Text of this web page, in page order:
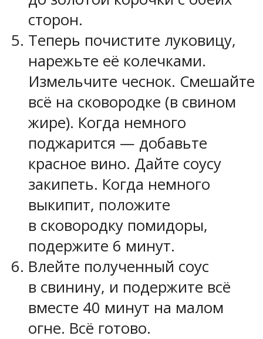
сторон.
Теперь почистите луковицу,
нарежьте её колечками.
Измельчите чеснок. Смешайте
всё на сковородке (в свином
жире). Когда немного
поджарится — добавьте
красное вино. Дайте соусу
закипеть. Когда немного
выкипит, положите
в сковородку помидоры,
подержите 6 минут.
Влейте полученный соус
в свинину, и подержите всё
вместе 40 минут на малом
огне. Всё готово.